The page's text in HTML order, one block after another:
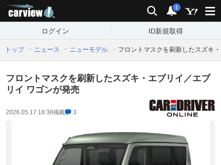
検索 通知
i
ログイン ID新規取得
トップ ニュース ニューモデル フロントマスクを刷新したスズキ
フロントマスクを刷新したスズキ・エブリイ／エブ
リイ ワゴンが発売
2026.05.17 18:38掲載 3